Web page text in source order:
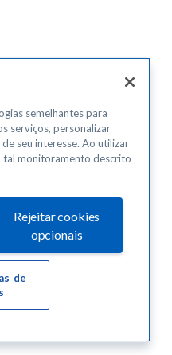
semelhantes para
serviços, personalizar
seu interesse. Ao utilizar
tal monitoramento descrito
Rejeitar cookies
opcionais
de